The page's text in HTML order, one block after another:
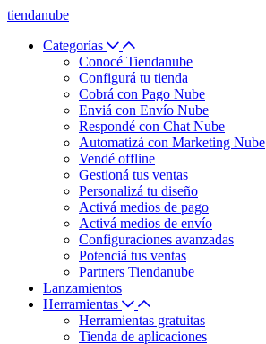
tiendanube
Categorías
Conocé Tiendanube
Configurá tu tienda
Cobrá con Pago Nube
Enviá con Envío Nube
Respondé con Chat Nube
Automatizá con Marketing Nube
Vendé offline
Gestioná tus ventas
Personalizá tu diseño
Activá medios de pago
Activá medios de envío
Configuraciones avanzadas
Potenciá tus ventas
Partners Tiendanube
Lanzamientos
Herramientas
Herramientas gratuitas
Tienda de aplicaciones